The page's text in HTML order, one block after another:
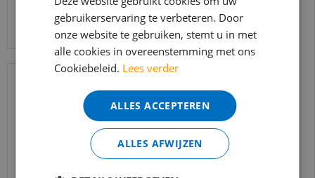
Bekijk product
t/m 14 augustus telefonisch helaas niet
bereikbaar.
Bestelling worden uiteraard verwerkt
echter iets minder snel dan wat je van ons
gewend bent.
Voor vragen kan je ons bereiken via
info@merkvloerenwinkel.nl
gebruikerservaring te verbeteren. Door
onze website te gebruiken, stemt u in met
alle cookies in overeenstemming met ons
Cookiebeleid. Lees verder
ALLES ACCEPTEREN
ALLES AFWIJZEN